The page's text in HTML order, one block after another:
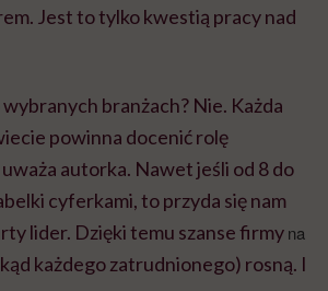
Jest to tylko kwestią pracy nad
branżach? Nie. Każda
powinna docenić rolę
autorka. Nawet jeśli od 8 do
cyferkami, to przyda się nam
lider. Dzięki temu szanse firmyna
każdego zatrudnionego) rosną. I